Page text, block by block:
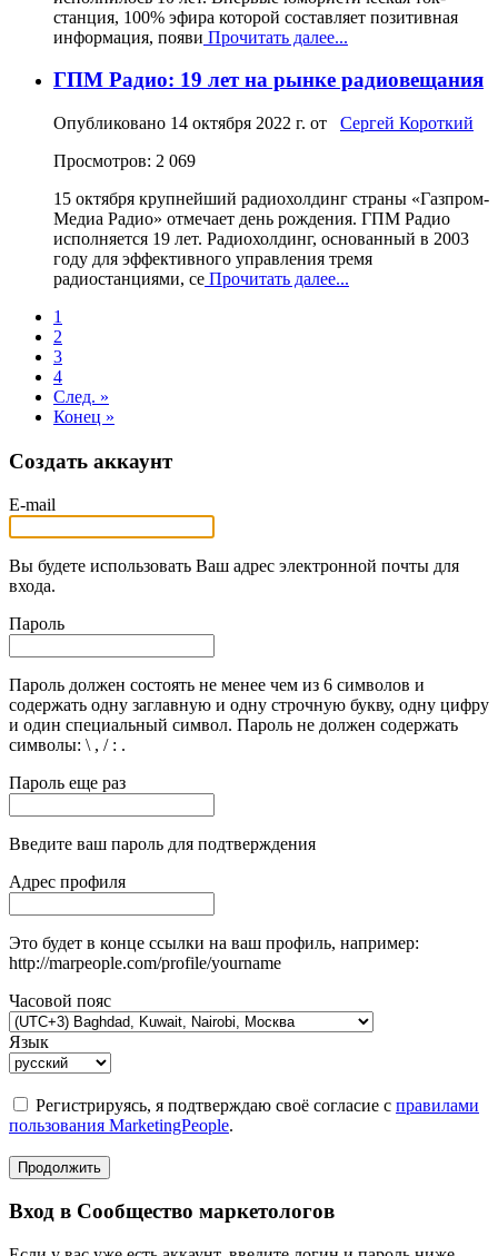
станция, 100% эфира которой составляет позитивная
информация, появи Прочитать далее...
ГПМ Радио: 19 лет на рынке радиовещания
Опубликовано 14 октября 2022 г. от Сергей Короткий
Просмотров: 2 069
15 октября крупнейший радиохолдинг страны «Газпром-
Медиа Радио» отмечает день рождения. ГПМ Радио
исполняется 19 лет. Радиохолдинг, основанный в 2003
году для эффективного управления тремя
радиостанциями, се Прочитать далее...
1
2
3
4
След. »
Конец »
Создать аккаунт
E-mail
Вы будете использовать Ваш адрес электронной почты для
входа.
Пароль
Пароль должен состоять не менее чем из 6 символов и
содержать одну заглавную и одну строчную букву, одну цифру
и один специальный символ. Пароль не должен содержать
символы: \ , / : .
Пароль еще раз
Введите ваш пароль для подтверждения
Адрес профиля
Это будет в конце ссылки на ваш профиль, например:
http://marpeople.com/profile/yourname
Часовой пояс
Язык
Регистрируясь, я подтверждаю своё согласие с правилами
пользования MarketingPeople.
Продолжить
Вход в Сообщество маркетологов